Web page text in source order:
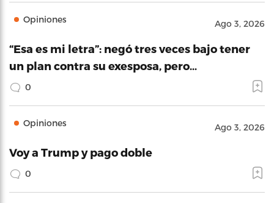
Opiniones Ago 3, 2026
“Esa es mi letra”: negó tres veces bajo tener
un plan contra su exesposa, pero…
0
Opiniones Ago 3, 2026
Voy a Trump y pago doble
0